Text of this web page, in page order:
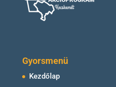
Gyorsmenü
Kezdőlap